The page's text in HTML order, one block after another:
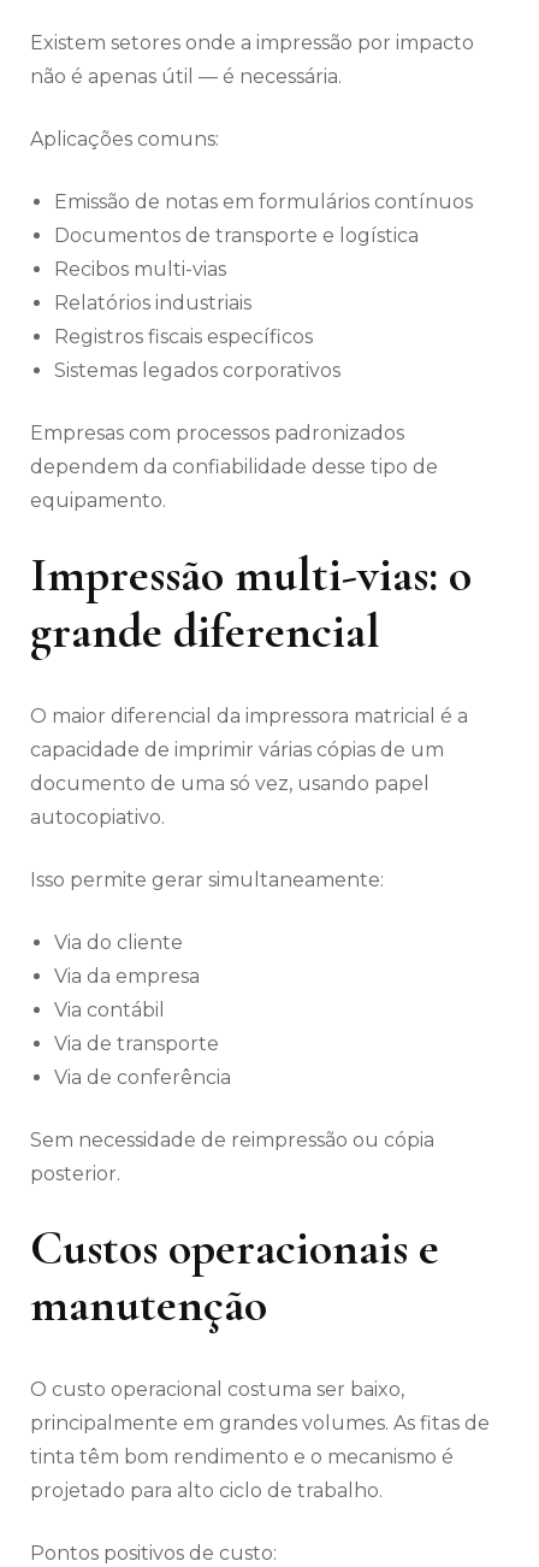
Existem setores onde a impressão por impacto
não é apenas útil — é necessária.
Aplicações comuns:
Emissão de notas em formulários contínuos
Documentos de transporte e logística
Recibos multi-vias
Relatórios industriais
Registros fiscais específicos
Sistemas legados corporativos
Empresas com processos padronizados
dependem da confiabilidade desse tipo de
equipamento.
Impressão multi-vias: o
grande diferencial
O maior diferencial da impressora matricial é a
capacidade de imprimir várias cópias de um
documento de uma só vez, usando papel
autocopiativo.
Isso permite gerar simultaneamente:
Via do cliente
Via da empresa
Via contábil
Via de transporte
Via de conferência
Sem necessidade de reimpressão ou cópia
posterior.
Custos operacionais e
manutenção
O custo operacional costuma ser baixo,
principalmente em grandes volumes. As fitas de
tinta têm bom rendimento e o mecanismo é
projetado para alto ciclo de trabalho.
Pontos positivos de custo: